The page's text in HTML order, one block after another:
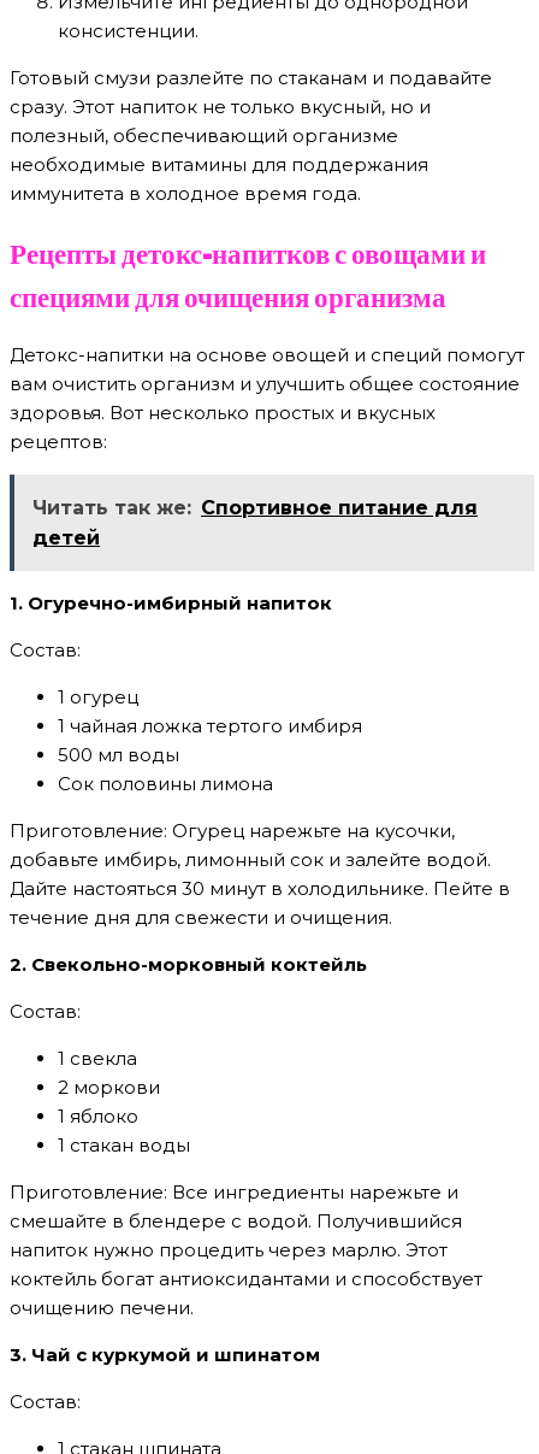
консистенции.
Готовый смузи разлейте по стаканам и подавайте
сразу. Этот напиток не только вкусный, но и
полезный, обеспечивающий организме
необходимые витамины для поддержания
иммунитета в холодное время года.
Рецепты детокс-напитков с овощами и
специями для очищения организма
Детокс-напитки на основе овощей и специй помогут
вам очистить организм и улучшить общее состояние
здоровья. Вот несколько простых и вкусных
рецептов:
Читать так же: Спортивное питание для
детей
1. Огуречно-имбирный напиток
Состав:
1 огурец
1 чайная ложка тертого имбиря
500 мл воды
Сок половины лимона
Приготовление: Огурец нарежьте на кусочки,
добавьте имбирь, лимонный сок и залейте водой.
Дайте настояться 30 минут в холодильнике. Пейте в
течение дня для свежести и очищения.
2. Свекольно-морковный коктейль
Состав:
1 свекла
2 моркови
1 яблоко
1 стакан воды
Приготовление: Все ингредиенты нарежьте и
смешайте в блендере с водой. Получившийся
напиток нужно процедить через марлю. Этот
коктейль богат антиоксидантами и способствует
очищению печени.
3. Чай с куркумой и шпинатом
Состав:
1 стакан шпината